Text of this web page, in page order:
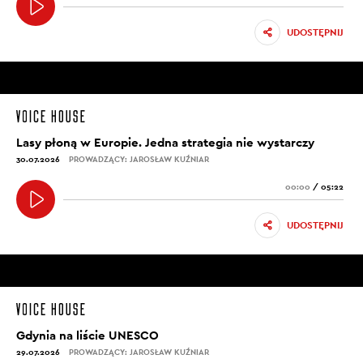
UDOSTĘPNIJ
Lasy płoną w Europie. Jedna strategia nie wystarczy
30.07.2026 PROWADZĄCY: JAROSŁAW KUŹNIAR
00:00 / 05:22
UDOSTĘPNIJ
Gdynia na liście UNESCO
29.07.2026 PROWADZĄCY: JAROSŁAW KUŹNIAR